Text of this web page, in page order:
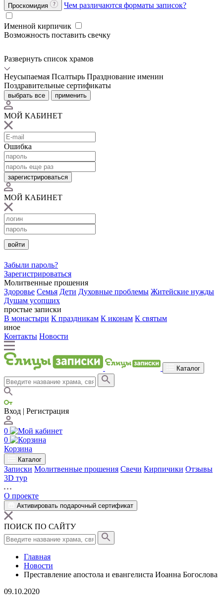
Проскомидия
Чем различаются форматы записок?
Именной кирпичик
Возможность поставить свечку
Развернуть список храмов
Неусыпаемая Псалтырь Празднование именин
Поздравительные сертификаты
выбрать все применить
МОЙ КАБИНЕТ
Ошибка
зарегистрироваться
МОЙ КАБИНЕТ
войти
Забыли пароль?
Зарегистрироваться
Молитвенные прошения
Здоровье Семья Дети Духовные проблемы Житейские нужды
Душам усопших
простые записки
В монастыри К праздникам К иконам К святым
иное
Контакты Новости
Каталог
Вход | Регистрация
0
0
Корзина
Каталог
Записки Молитвенные прошения Свечи Кирпичики Отзывы
3D тур
О проекте
Активировать подарочный сертификат
ПОИСК ПО САЙТУ
Главная
Новости
Преставление апостола и евангелиста Иоанна Богослова
09.10.2020